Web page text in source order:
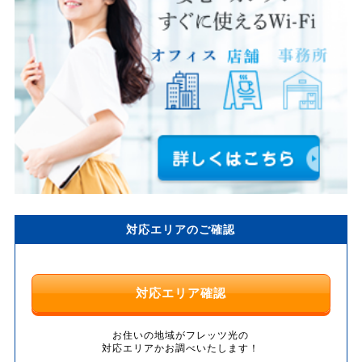
対応エリアのご確認
対応エリア確認
お住いの地域がフレッツ光の
対応エリアかお調べいたします！